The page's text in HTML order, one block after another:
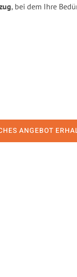
, bei dem Ihre
ANGEBOT